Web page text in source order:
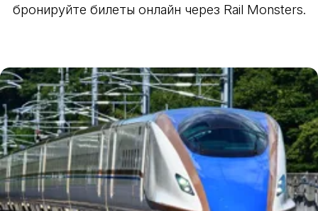
бронируйте билеты онлайн через Rail Monsters.